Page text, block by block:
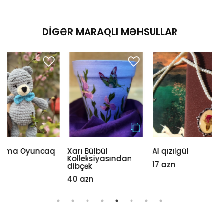
DIGƏR MARAQLI MƏHSULLAR
Xarı Bülbül
Kolleksiyasından
Al qızılgül
17 azn
Xalçalı